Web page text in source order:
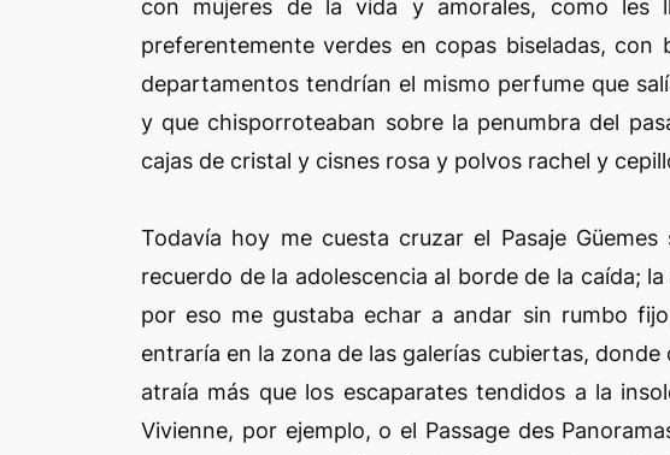
con mujeres de la vida y amorales, como les
preferentemente verdes en copas biseladas,
departamentos tendrían el mismo perfume que
y que chisporroteaban sobre la penumbra del
cajas de cristal y cisnes rosa y polvos rachel y
Todavía hoy me cuesta cruzar el Pasaje
recuerdo de la adolescencia al borde de la caída;
por eso me gustaba echar a andar sin rumbo
entraría en la zona de las galerías cubiertas,
atraía más que los escaparates tendidos a la
Vivienne, por ejemplo, o el Passage des